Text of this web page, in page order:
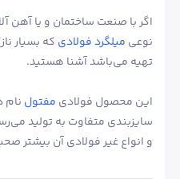
اگر با صنعت ساختمان و یا آهن
نوعی میلگرد فولادی که بسیار
تهیه می‌باشد آشنا هستید.
این محصول فولادی مفتول نام
سایزبندی متفاوت به تولید
و انواع غیر فولادی آن بیشتر